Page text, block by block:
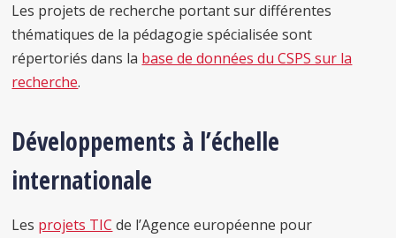
Les projets de recherche portant sur différentes
thématiques de la pédagogie spécialisée sont
répertoriés dans la base de données du CSPS sur la
recherche.
Développements à l’échelle
internationale
Les projets TIC de l’Agence européenne pour